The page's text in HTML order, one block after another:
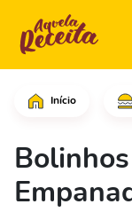
Início
Em uma